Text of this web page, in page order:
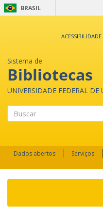
BRASIL
ACESSIBILIDADE
Sistema de
Bibliotecas
UNIVERSIDADE FEDERAL DE
Dados abertos Serviços